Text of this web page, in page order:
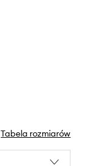
Tabela rozmiarów